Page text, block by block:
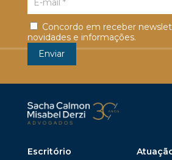
Concordo em receber
novidades e informações.
Escritório